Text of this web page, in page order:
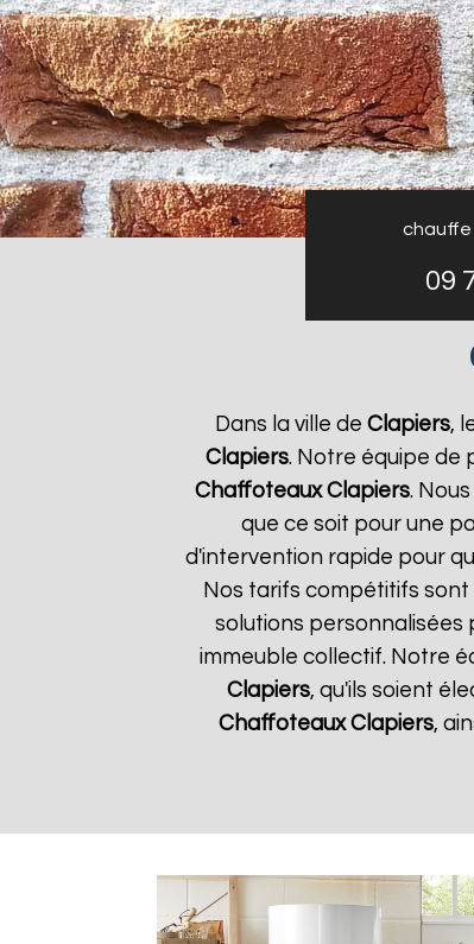
09
Dans la ville de Clapiers,
Clapiers. Notre équipe de
Chaffoteaux Clapiers.
que ce soit pour une
d'intervention rapide pour
Nos tarifs compétitifs
solutions personnalisées
immeuble collectif. Notre
Clapiers, qu'ils soient
Chaffoteaux Clapiers,